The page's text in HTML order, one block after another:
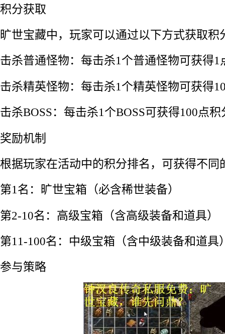
积分获取
旷世宝藏中，玩家可以通过以下方式获取积
击杀普通怪物：每击杀1个普通怪物可获得1
击杀精英怪物：每击杀1个精英怪物可获得
击杀BOSS：每击杀1个BOSS可获得100点积
奖励机制
根据玩家在活动中的积分排名，可获得不同
第1名：旷世宝箱（必含稀世装备）
第2-10名：高级宝箱（含高级装备和道具）
第11-100名：中级宝箱（含中级装备和道具
参与策略